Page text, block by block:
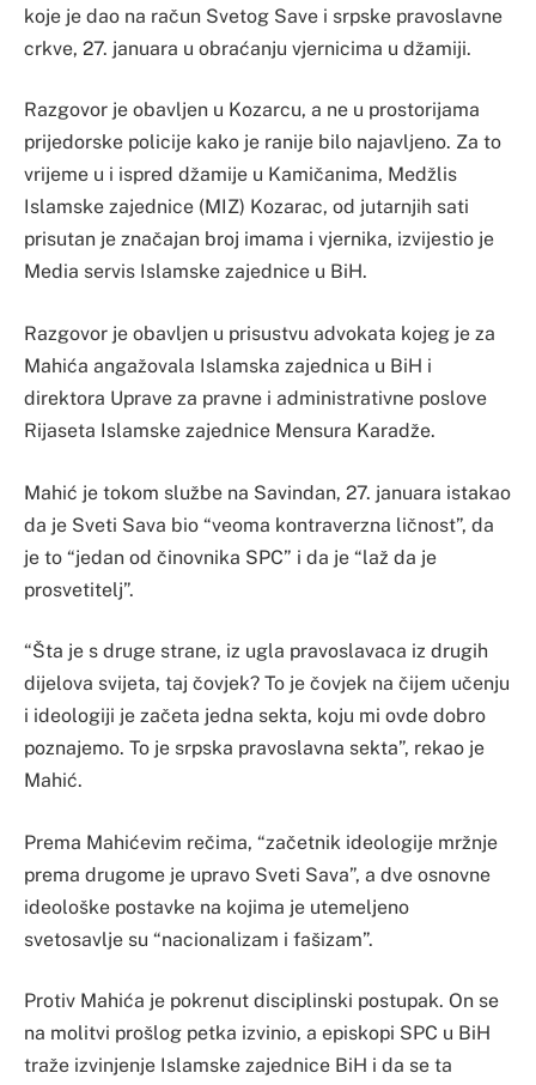
koje je dao na račun Svetog Save i srpske pravoslavne
crkve, 27. januara u obraćanju vjernicima u džamiji.
Razgovor je obavljen u Kozarcu, a ne u prostorijama
prijedorske policije kako je ranije bilo najavljeno. Za to
vrijeme u i ispred džamije u Kamičanima, Medžlis
Islamske zajednice (MIZ) Kozarac, od jutarnjih sati
prisutan je značajan broj imama i vjernika, izvijestio je
Media servis Islamske zajednice u BiH.
Razgovor je obavljen u prisustvu advokata kojeg je za
Mahića angažovala Islamska zajednica u BiH i
direktora Uprave za pravne i administrativne poslove
Rijaseta Islamske zajednice Mensura Karadže.
Mahić je tokom službe na Savindan, 27. januara istakao
da je Sveti Sava bio “veoma kontraverzna ličnost”, da
je to “jedan od činovnika SPC” i da je “laž da je
prosvetitelj”.
“Šta je s druge strane, iz ugla pravoslavaca iz drugih
dijelova svijeta, taj čovjek? To je čovjek na čijem učenju
i ideologiji je začeta jedna sekta, koju mi ovde dobro
poznajemo. To je srpska pravoslavna sekta”, rekao je
Mahić.
Prema Mahićevim rečima, “začetnik ideologije mržnje
prema drugome je upravo Sveti Sava”, a dve osnovne
ideološke postavke na kojima je utemeljeno
svetosavlje su “nacionalizam i fašizam”.
Protiv Mahića je pokrenut disciplinski postupak. On se
na molitvi prošlog petka izvinio, a episkopi SPC u BiH
traže izvinjenje Islamske zajednice BiH i da se ta